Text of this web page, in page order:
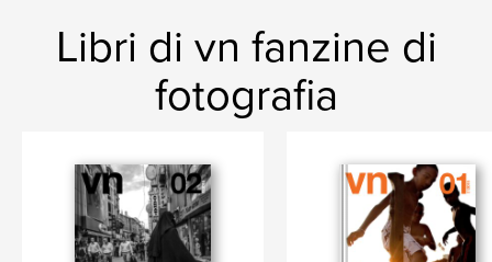
Libri di vn fanzine di
fotografia